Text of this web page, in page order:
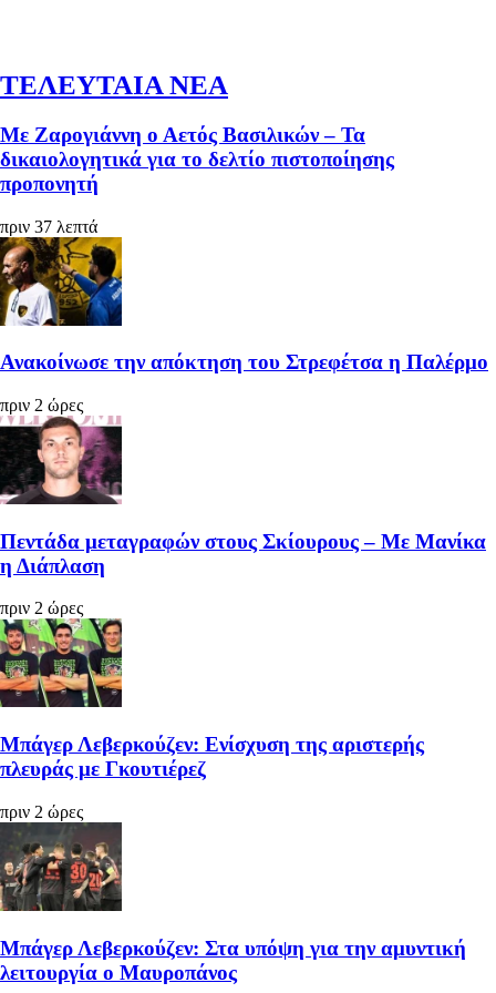
ΤΕΛΕΥΤΑΙΑ ΝΕΑ
Με Ζαρογιάννη ο Αετός Βασιλικών – Τα
δικαιολογητικά για το δελτίο πιστοποίησης
προπονητή
πριν 37 λεπτά
Ανακοίνωσε την απόκτηση του Στρεφέτσα η Παλέρμο
πριν 2 ώρες
Πεντάδα μεταγραφών στους Σκίουρους – Με Μανίκα
η Διάπλαση
πριν 2 ώρες
Μπάγερ Λεβερκούζεν: Ενίσχυση της αριστερής
πλευράς με Γκουτιέρεζ
πριν 2 ώρες
Μπάγερ Λεβερκούζεν: Στα υπόψη για την αμυντική
λειτουργία ο Μαυροπάνος